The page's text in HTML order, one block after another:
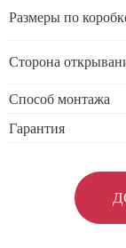
Размеры по
Сторона
Способ монтажа
Гарантия